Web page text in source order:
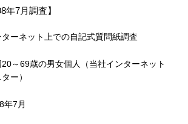
年7月調査】
ターネット上での自記式質問紙調査
20～69歳の男女個人（当社インターネット
ー）
年7月